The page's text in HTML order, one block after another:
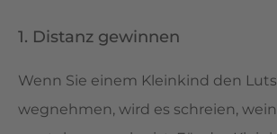
1. Distanz gewinnen
Wenn Sie einem Kleinkind den
wegnehmen, wird es schreien,